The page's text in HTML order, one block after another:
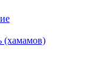
(хамамов)